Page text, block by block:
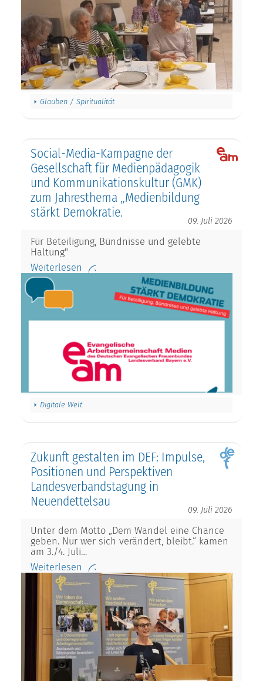
Glauben / Spiritualität
Social-Media-Kampagne der
Gesellschaft für Medienpädagogik
und Kommunikationskultur (GMK)
zum Jahresthema „Medienbildung
stärkt Demokratie.
09. Juli 2026
Für Beteiligung, Bündnisse und gelebte
Haltung"
Weiterlesen
Digitale Welt
Zukunft gestalten im DEF: Impulse,
Positionen und Perspektiven
Landesverbandstagung in
Neuendettelsau
09. Juli 2026
Unter dem Motto „Dem Wandel eine Chance
geben. Nur wer sich verändert, bleibt.“ kamen
am 3./4. Juli…
Weiterlesen